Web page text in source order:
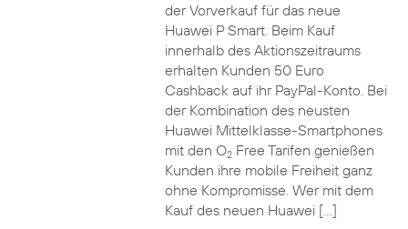
der Vorverkauf für das neue
Huawei P Smart. Beim Kauf
innerhalb des Aktionszeitraums
erhalten Kunden 50 Euro
Cashback auf ihr PayPal-Konto. Bei
der Kombination des neusten
Huawei Mittelklasse-Smartphones
mit den O2Free Tarifen genießen
Kunden ihre mobile Freiheit ganz
ohne Kompromisse. Wer mit dem
Kauf des neuen Huawei […]